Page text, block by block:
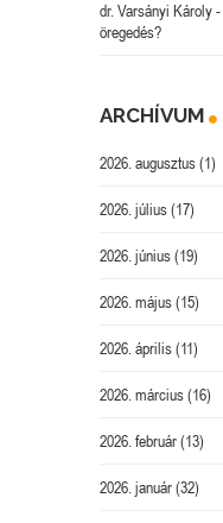
dr. Varsányi Károly-
öregedés?
ARCHÍVUM
2026. augusztus(1)
2026. július(17)
2026. június(19)
2026. május(15)
2026. április(11)
2026. március(16)
2026. február(13)
2026. január(32)